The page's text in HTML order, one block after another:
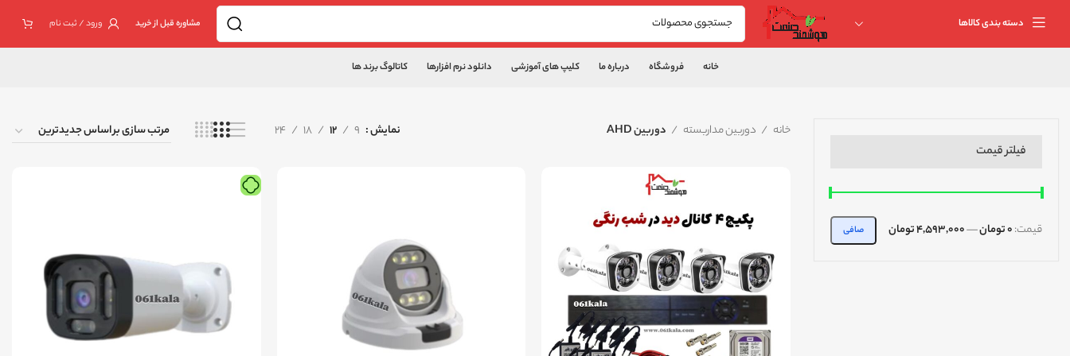
دسته بندی کالاها مشاوره قبل از خرید ورود / ثبت نام
خانه فروشگاه درباره ما کلیپ های آموزشی دانلود نرم افزارها کاتالوگ برند ها
فیلتر قیمت
صافی قيمت:0 تومان —4,593,000 تومان
خانه دوربین مداربسته دوربین AHD نمایش 9
12
18
24